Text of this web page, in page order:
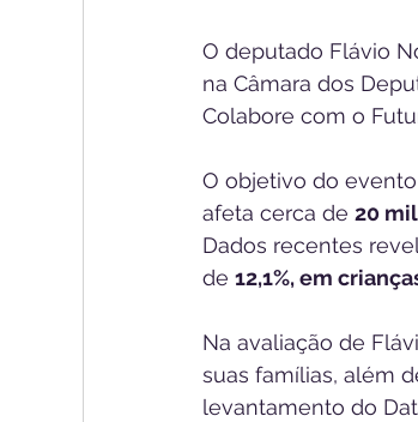
O deputado Flávio
na Câmara dos
Colabore com o
O objetivo do
afeta cerca de 20
Dados recentes
de 12,1%, em
Na avaliação de
suas famílias, além
levantamento do